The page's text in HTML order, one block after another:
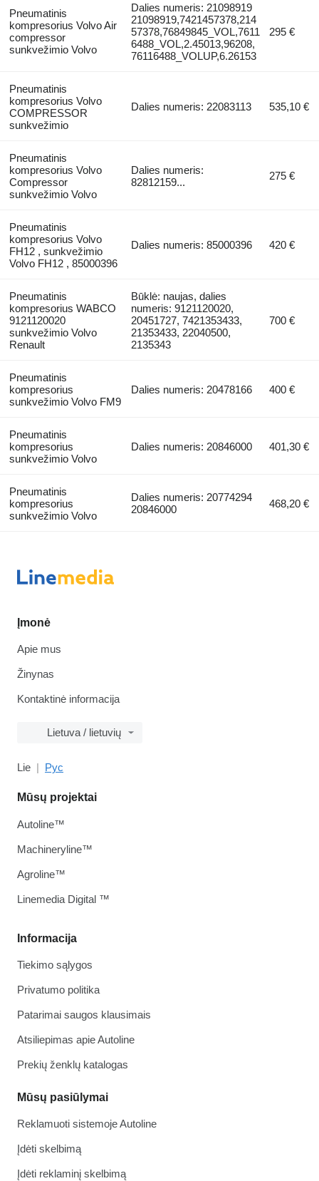
Pneumatinis
kompresorius Volvo Air
compressor
sunkvežimio Volvo
Dalies numeris: 21098919
21098919,7421457378,214
57378,76849845_VOL,7611
6488_VOL,2.45013,96208,
76116488_VOLUP,6.26153
295 €
Pneumatinis
kompresorius Volvo
COMPRESSOR
sunkvežimio
Dalies numeris: 22083113 535,10 €
Pneumatinis
kompresorius Volvo
Compressor
sunkvežimio Volvo
Dalies numeris:
82812159...
275 €
Pneumatinis
kompresorius Volvo
FH12 , sunkvežimio
Volvo FH12 , 85000396
Dalies numeris: 85000396 420 €
Pneumatinis
kompresorius WABCO
9121120020
sunkvežimio Volvo
Renault
Būklė: naujas, dalies
numeris: 9121120020,
20451727, 7421353433,
21353433, 22040500,
2135343
700 €
Pneumatinis
kompresorius
sunkvežimio Volvo FM9
Dalies numeris: 20478166 400 €
Pneumatinis
kompresorius
sunkvežimio Volvo
Dalies numeris: 20846000 401,30 €
Pneumatinis
kompresorius
sunkvežimio Volvo
Dalies numeris: 20774294
20846000
468,20 €
Įmonė
Apie mus
Žinynas
Kontaktinė informacija
Lietuva / lietuvių
Lie Рус
Informacija
Tiekimo sąlygos
Privatumo politika
Patarimai saugos klausimais
Atsiliepimas apie Autoline
Prekių ženklų katalogas
Mūsų pasiūlymai
Reklamuoti sistemoje Autoline
Įdėti skelbimą
Įdėti reklaminį skelbimą
Mūsų projektai
Autoline™
Machineryline™
Agroline™
Linemedia Digital ™